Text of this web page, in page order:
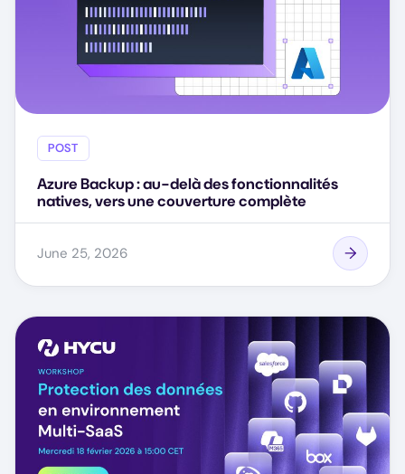
POST
Azure Backup : au-delà des fonctionnalités
natives, vers une couverture complète
June 25, 2026